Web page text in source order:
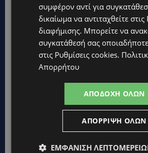
STORIES
ΕΛΕΝΑ ΑΝΤΩΝΙΑΔΟΥ: Αγώνας ζωής
μητέρα τριών παιδιών – Έρανος
στην Αγγλία
UPDATES
ΚΑΤΑΓΓΕΛΙΑ: Για άνδρα που
γυναίκες στο Δασούδι – Σε
ΛΕΥΚΩΣΙΑ: Γιατί ένας 16χρονος
φωτιά σε ιστορική μπυραρία – Η
το κίνητρο
συμφέρον αντί για
δικαίωμα να αντιταχθείτε στις
διαφήμισης. Μπορείτε να
συγκατάθεσή σας
στις Ρυθμίσεις cookies.
Απορρήτου
ΑΠΟΔΟΧΉ ΌΛΩΝ
ΑΠΌΡΡΙΨΗ ΌΛΩΝ
ΕΜΦΆΝΙΣΗ